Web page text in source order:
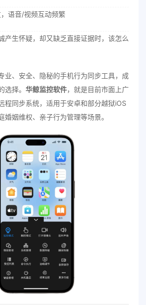
语音/视频互动频繁
产生怀疑，却又缺乏直接证据时，该怎么
业、安全、隐秘的手机行为同步工具，成
选择。 华鲸监控软件，就是目前市面上广
程同步系统，适用于安卓和部分越狱iOS
婚姻维权、亲子行为管理等场景。